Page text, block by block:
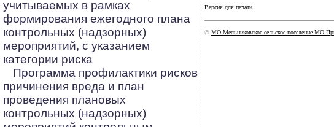
учитываемых в рамках
формирования ежегодного плана
контрольных (надзорных)
мероприятий, с указанием
категории риска
Программа профилактики рисков
причинения вреда и план
проведения плановых
контрольных (надзорных)
Версия для печати
© МО Мельниковское сельское поселение МО